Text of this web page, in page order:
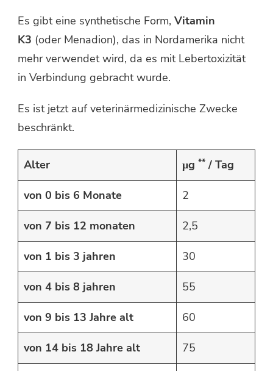
Es gibt eine synthetische Form, Vitamin
K3 (oder Menadion), das in Nordamerika nicht
mehr verwendet wird, da es mit Lebertoxizität
in Verbindung gebracht wurde.
Es ist jetzt auf veterinärmedizinische Zwecke
beschränkt.
Alter μg ** / Tag
von 0 bis 6 Monate 2
von 7 bis 12 monaten 2,5
von 1 bis 3 jahren 30
von 4 bis 8 jahren 55
von 9 bis 13 Jahre alt 60
von 14 bis 18 Jahre alt 75